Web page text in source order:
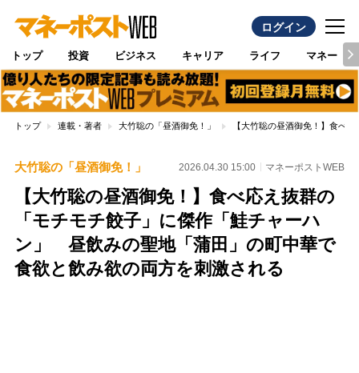
ログイン
トップ 投資 ビジネス キャリア ライフ マネー
トップ 連載・著者 大竹聡の「昼酒御免！」 【大竹聡の昼酒御免！】食べ
大竹聡の「昼酒御免！」 2026.04.30 15:00 マネーポストWEB
【大竹聡の昼酒御免！】食べ応え抜群の
「モチモチ餃子」に傑作「鮭チャーハ
ン」 昼飲みの聖地「蒲田」の町中華で
食欲と飲み欲の両方を刺激される